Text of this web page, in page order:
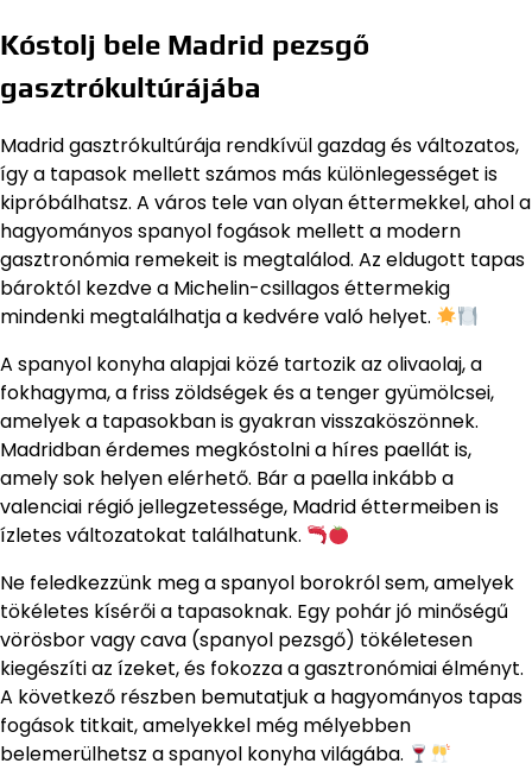
Kóstolj bele Madrid pezsgő
gasztrókultúrájába
Madrid gasztrókultúrája rendkívül gazdag és változatos,
így a tapasok mellett számos más különlegességet is
kipróbálhatsz. A város tele van olyan éttermekkel, ahol a
hagyományos spanyol fogások mellett a modern
gasztronómia remekeit is megtalálod. Az eldugott tapas
bároktól kezdve a Michelin-csillagos éttermekig
mindenki megtalálhatja a kedvére való helyet.
A spanyol konyha alapjai közé tartozik az olivaolaj, a
fokhagyma, a friss zöldségek és a tenger gyümölcsei,
amelyek a tapasokban is gyakran visszaköszönnek.
Madridban érdemes megkóstolni a híres paellát is,
amely sok helyen elérhető. Bár a paella inkább a
valenciai régió jellegzetessége, Madrid éttermeiben is
ízletes változatokat találhatunk.
Ne feledkezzünk meg a spanyol borokról sem, amelyek
tökéletes kísérői a tapasoknak. Egy pohár jó minőségű
vörösbor vagy cava (spanyol pezsgő) tökéletesen
kiegészíti az ízeket, és fokozza a gasztronómiai élményt.
A következő részben bemutatjuk a hagyományos tapas
fogások titkait, amelyekkel még mélyebben
belemerülhetsz a spanyol konyha világába.